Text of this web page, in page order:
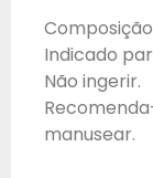
Indicado
Não ingerir.
manusear.